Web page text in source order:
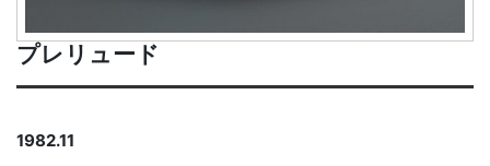
プレリュード
1982.11